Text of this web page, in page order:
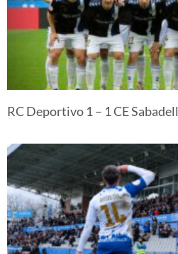
RC Deportivo 1 – 1 CE Sabadell